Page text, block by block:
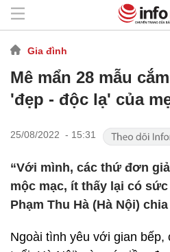
Gia đình
Mê mẩn 28 mẫu
'đẹp - độc lạ' của
25/08/2022 - 15:31
“Với mình, các thứ đơn
mộc mạc, ít thấy lại có
Phạm Thu Hà (Hà Nội) chia
Ngoài tình yêu với gian bếp,